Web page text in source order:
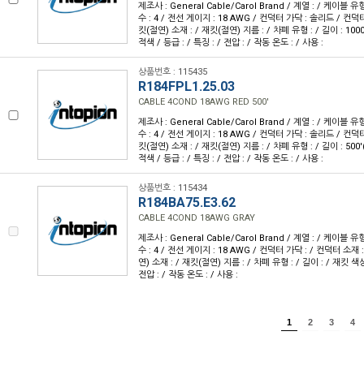
제조사 : General Cable/Carol Brand / 계열 : / 케이블 유
수 : 4 / 전선 게이지 : 18 AWG / 컨덕터 가닥 : 솔리드 / 컨덕
킷(절연) 소재 : / 재킷(절연) 지름 : / 차폐 유형 : / 길이 :
적색 / 등급 : / 특징 : / 전압 : / 작동 온도 : / 사용 :
상품번호 : 115435
R184FPL1.25.03
CABLE 4COND 18AWG RED 500'
제조사 : General Cable/Carol Brand / 계열 : / 케이블 유
수 : 4 / 전선 게이지 : 18 AWG / 컨덕터 가닥 : 솔리드 / 컨덕
킷(절연) 소재 : / 재킷(절연) 지름 : / 차폐 유형 : / 길이 :
적색 / 등급 : / 특징 : / 전압 : / 작동 온도 : / 사용 :
상품번호 : 115434
R184BA75.E3.62
CABLE 4COND 18AWG GRAY
제조사 : General Cable/Carol Brand / 계열 : / 케이블 유
수 : 4 / 전선 게이지 : 18 AWG / 컨덕터 가닥 : / 컨덕터 소재
연) 소재 : / 재킷(절연) 지름 : / 차폐 유형 : / 길이 : / 재킷
전압 : / 작동 온도 : / 사용 :
1 2 3 4